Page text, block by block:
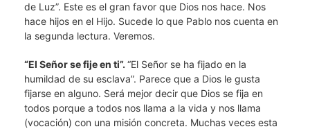
de Luz”. Este es el gran favor que Dios nos hace. Nos
hace hijos en el Hijo. Sucede lo que Pablo nos cuenta en
la segunda lectura. Veremos.
“El Señor se fije en ti”. “El Señor se ha fijado en la
humildad de su esclava”. Parece que a Dios le gusta
fijarse en alguno. Será mejor decir que Dios se fija en
todos porque a todos nos llama a la vida y nos llama
(vocación) con una misión concreta. Muchas veces esta